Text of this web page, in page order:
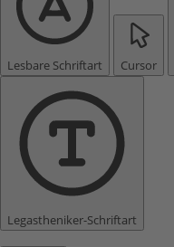
Lesbare Schriftart Cursor
Legastheniker-Schriftart